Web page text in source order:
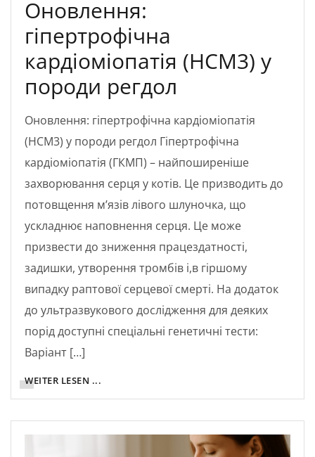
Оновлення:
гіпертрофічна
кардіоміопатія (HCM3) у
породи регдол
Оновлення: гіпертрофічна кардіоміопатія
(HCM3) у породи регдол Гіпертрофічна
кардіоміопатія (ГКМП) – найпоширеніше
захворювання серця у котів. Це призводить до
потовщення м’язів лівого шлуночка, що
ускладнює наповнення серця. Це може
призвести до зниження працездатності,
задишки, утворення тромбів і,в гіршому
випадку раптової серцевої смерті. На додаток
до ультразвукового дослідження для деяких
порід доступні спеціальні генетичні тести:
Варіант […]
WEITER LESEN ...